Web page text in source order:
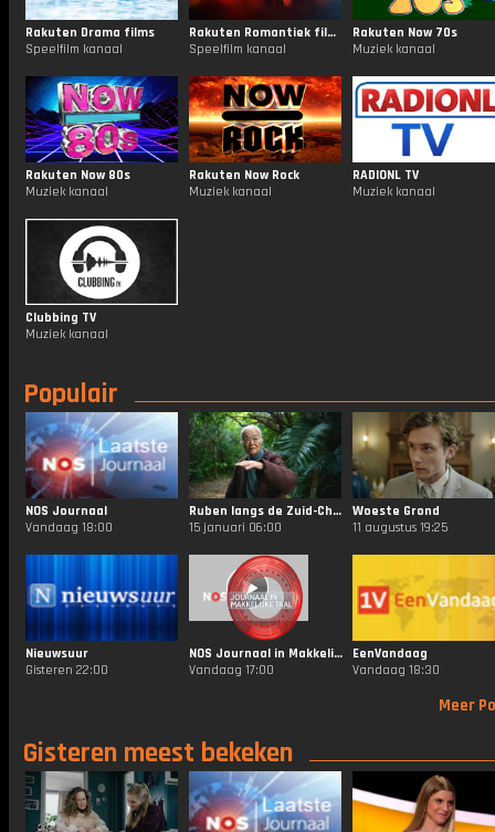
Rakuten Drama films
Speelfilm kanaal
Rakuten Romantiek films
Speelfilm kanaal
Rakuten Now 70s
Muziek kanaal
Rakuten Now 80s
Muziek kanaal
Rakuten Now Rock
Muziek kanaal
RADIONL TV
Muziek kanaal
Clubbing TV
Muziek kanaal
Populair
NOS Journaal
Vandaag 18:00
Ruben langs de Zuid-Chinese Zee
15 januari 06:00
Woeste Grond
11 augustus 19:25
Nieuwsuur
Gisteren 22:00
NOS Journaal in Makkelijke Taal
Vandaag 17:00
EenVandaag
Vandaag 18:30
Meer
Gisteren meest bekeken